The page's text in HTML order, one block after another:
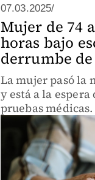
07.03.2025/
Mujer de 74
horas bajo
derrumbe
La mujer pasó la
y está a la
pruebas médicas.